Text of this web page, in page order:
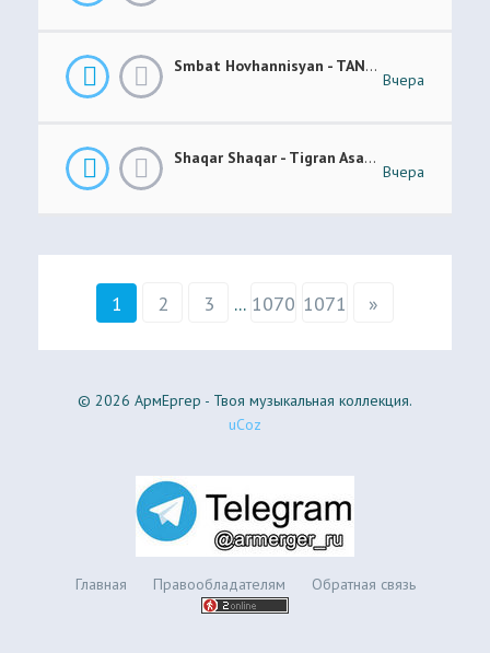
Smbat Hovhannisyan - TANEM-TANEM
Вчера
Shaqar Shaqar - Tigran Asatryan & Vache Amaryan
Вчера
1 2 3 ... 1070 1071 »
© 2026 АрмЕргер - Твоя музыкальная коллекция.
uCoz
Главная Правообладателям Обратная связь